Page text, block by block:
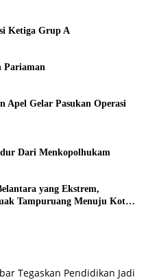
Ketiga Grup A
Pariaman
Apel Gelar Pasukan Operasi
Dari Menkopolhukam
yang Ekstrem,
Tampuruang Menuju Koto
Tegaskan Pendidikan Jadi